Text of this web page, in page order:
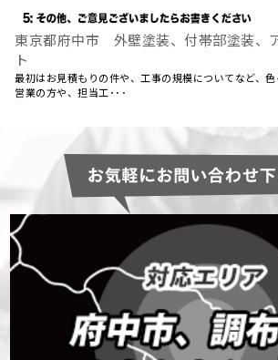
東京都府中市 外壁塗装、付帯部塗装、
ト
最初はお見積もりの件や、工事の規模についてなど、色
営業の方や、担当工･･･